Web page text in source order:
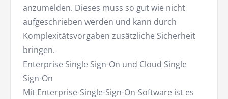
anzumelden. Dieses muss so gut wie nicht
aufgeschrieben werden und kann durch
Komplexitätsvorgaben zusätzliche Sicherheit
bringen.
Enterprise Single Sign-On und Cloud Single
Sign-On
Mit Enterprise-Single-Sign-On-Software ist es